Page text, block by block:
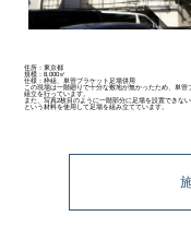
住所：東京都
規模：8,000㎡
仕様：枠組、単管ブラケット足場併用
この現場は一階廻りで十分な敷地が無かったため、単管
組立を行っています。
また、写真2枚目のように一階部分に足場を設置できな
という材料を使用して足場を組み立てています。